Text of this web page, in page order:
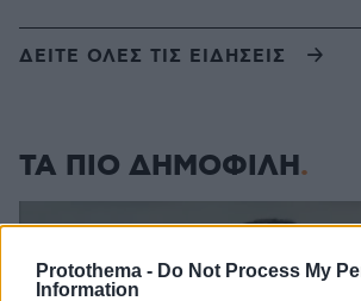
Protothema - Do Not Process My
Information
ΔΕΙΤΕ ΟΛΕΣ ΤΙΣ ΕΙΔΗΣΕΙΣ
ΤΑ ΠΙΟ ΔΗΜΟΦΙΛΗ